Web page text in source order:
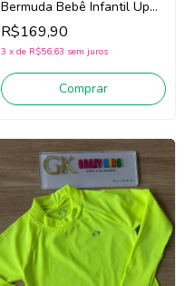
Bermuda Bebê Infantil Up
Baby 46987 (Off
White/Verde)
R$169,90
3 x de R$56,63 sem juros
Comprar